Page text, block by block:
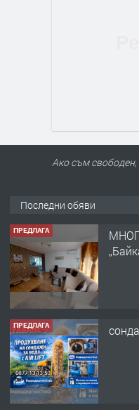
Ако съм
Последни обяви
ПРЕДЛАГА
ПРЕДЛАГА